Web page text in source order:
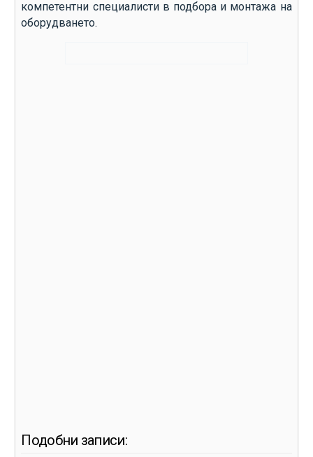
компетентни специалисти в подбора и монтажа на
оборудването.
Подобни записи: